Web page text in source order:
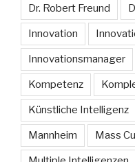
Dr. Robert Freund
Innovation
Innovationsmanager
Kompetenz
Künstliche Intelligenz
Mannheim Mass